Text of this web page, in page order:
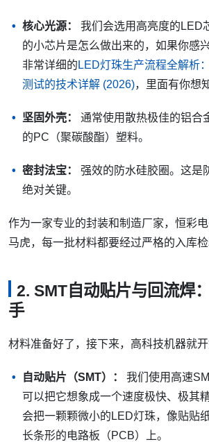
核心光源：
我们会选用高亮度的LED
的小芯片是怎么做出来的，如果你感
非常详细的 LED灯珠生产流程全解析
测试的技术详解 (2026)，里面有你想
坚固外壳：
通常使用散热极佳的铝合
的PC（聚碳酸酯）塑料。
密封法宝：
强效的防水硅胶圈。这是
绝对关键。
作为一家专业的封装和制造厂家，恒彩
马虎，每一批材料都要经过严格的入库检
2. SMT自动贴片与回流焊
手
材料准备好了，接下来，高科技机器就开
自动贴片（SMT）：
我们使用高速
可以把它想象成一个速度极快、极其
会把一颗颗微小的LED灯珠，像贴贴
长条形的电路板（PCB）上。